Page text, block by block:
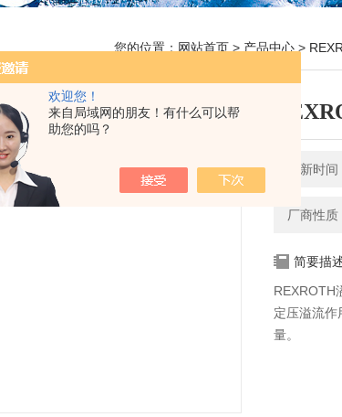
欢迎您！
来自局域网的朋友！有什么可以帮
助您的吗？
您的位置： 网站首页 > 产品中心 >
更新时
厂商性
简要描
REXROTH
定压溢流作
量。